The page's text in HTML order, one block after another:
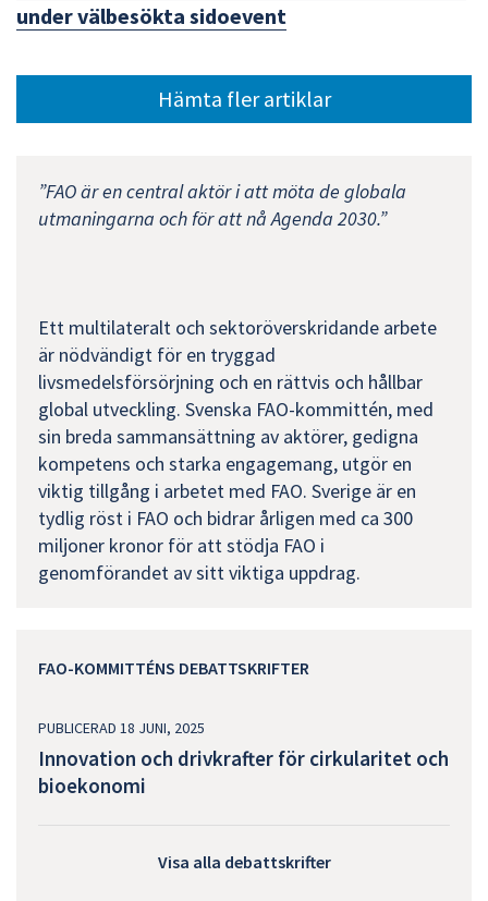
under välbesökta sidoevent
Hämta fler artiklar
”FAO är en central aktör i att möta de globala
utmaningarna och för att nå Agenda 2030.”
Ett multilateralt och sektoröverskridande arbete
är nödvändigt för en tryggad
livsmedelsförsörjning och en rättvis och hållbar
global utveckling. Svenska FAO-kommittén, med
sin breda sammansättning av aktörer, gedigna
kompetens och starka engagemang, utgör en
viktig tillgång i arbetet med FAO. Sverige är en
tydlig röst i FAO och bidrar årligen med ca 300
miljoner kronor för att stödja FAO i
genomförandet av sitt viktiga uppdrag.
FAO-KOMMITTÉNS DEBATTSKRIFTER
PUBLICERAD 18 JUNI, 2025
Innovation och drivkrafter för cirkularitet och
bioekonomi
Visa alla debattskrifter